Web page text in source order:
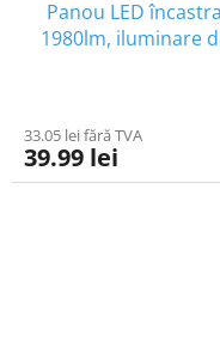
Panou LED
1980lm, iluminare
33.05 lei fără TVA
39.99 lei